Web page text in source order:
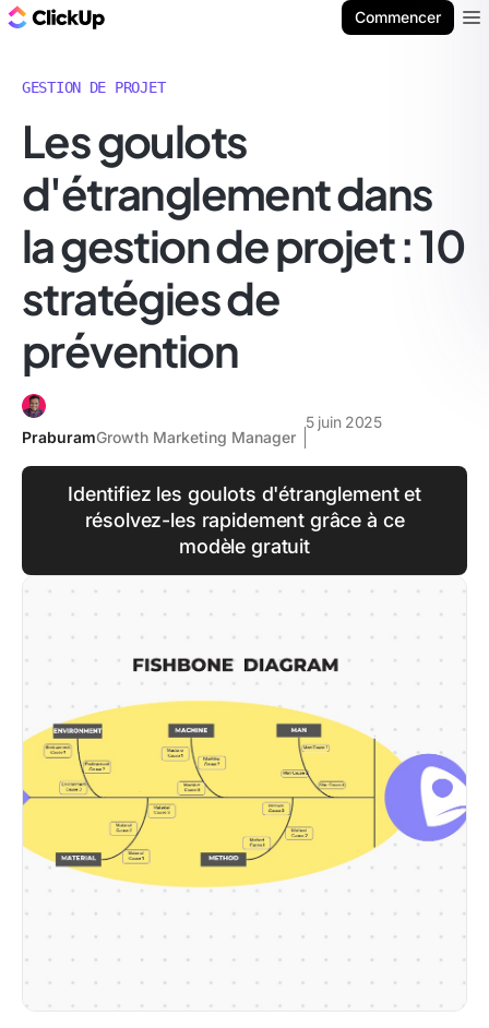
Commencer
GESTION DE PROJET
Les goulots
d'étranglement dans
la gestion de projet : 10
stratégies de
prévention
PraburamGrowth Marketing Manager
5 juin 2025
Identifiez les goulots d'étranglement et
résolvez-les rapidement grâce à ce
modèle gratuit